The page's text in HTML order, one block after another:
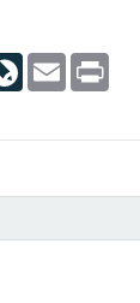
LiveJournal
Email